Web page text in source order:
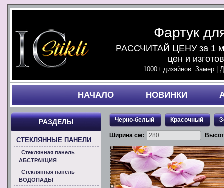
Фартук
РАССЧИТАЙ ЦЕНУ за 1
цен и
1000+ дизайнов. Замер |
НАЧАЛO НОВИНКИ
Черно-белый Красочный
Ширина см:
РАЗДЕЛЫ
СТЕКЛЯННЫЕ ПАНЕЛИ
Стеклянная панель
АБСТРАКЦИЯ
Стеклянная панель
ВОДОПАДЫ